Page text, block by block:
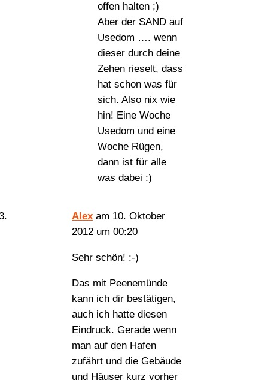
offen halten ;)
Aber der SAND auf
Usedom …. wenn
dieser durch deine
Zehen rieselt, dass
hat schon was für
sich. Also nix wie
hin! Eine Woche
Usedom und eine
Woche Rügen,
dann ist für alle
was dabei :)
Alex am 10. Oktober
2012 um 00:20
Sehr schön! :-)
Das mit Peenemünde
kann ich dir bestätigen,
auch ich hatte diesen
Eindruck. Gerade wenn
man auf den Hafen
zufährt und die Gebäude
und Häuser kurz vorher